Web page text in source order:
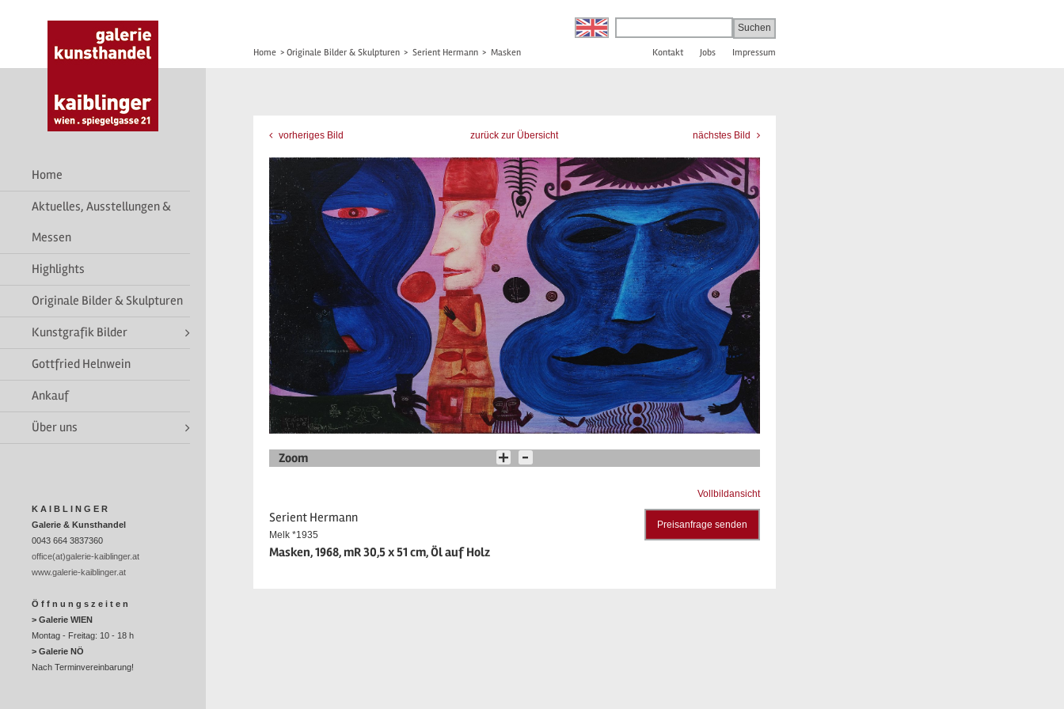
Home
Aktuelles, Ausstellungen &
Messen
Highlights
Originale Bilder & Skulpturen
Kunstgrafik Bilder
Gottfried Helnwein
Ankauf
Über uns
K A I B L I N G E R
Galerie & Kunsthandel
0043 664 3837360
office(at)galerie-kaiblinger.at
www.galerie-kaiblinger.at
Ö f f n u n g s z e i t e n
> Galerie WIEN
Montag - Freitag: 10 - 18 h
> Galerie NÖ
Nach Terminvereinbarung!
Home > Originale Bilder & Skulpturen > Serient Hermann > Masken Kontakt Jobs Impressum
vorheriges Bild zurück zur Übersicht nächstes Bild
Zoom
Vollbildansicht
Preisanfrage senden
Serient Hermann
Melk *1935
Masken, 1968, mR 30,5 x 51 cm, Öl auf Holz